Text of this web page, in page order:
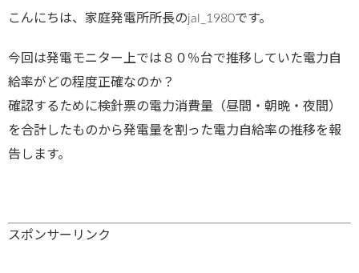
こんにちは、家庭発電所所長のjal_1980です。
今回は発電モニター上では８０％台で推移していた電力自
給率がどの程度正確なのか？
確認するために検針票の電力消費量（昼間・朝晩・夜間）
を合計したものから発電量を割った電力自給率の推移を報
告します。
スポンサーリンク